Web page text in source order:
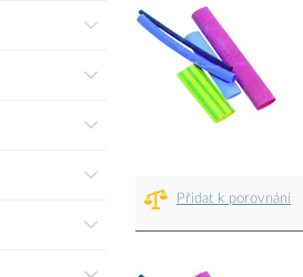
Přidat k porovnání